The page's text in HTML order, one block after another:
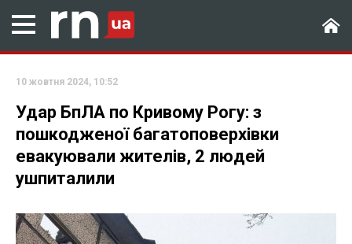
10 жовтня 2024, 10:52
Удар БпЛА по Кривому Рогу: з
пошкодженої багатоповерхівки
евакуювали жителів, 2 людей
ушпиталили